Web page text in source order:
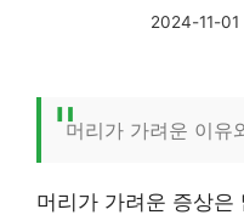
2024-11-01
머리가 가려운 이유
머리가 가려운 증상은